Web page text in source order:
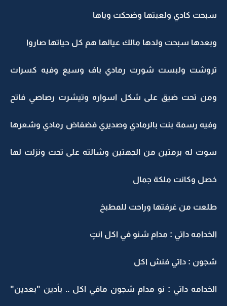
سبحت كادي ولعبتها وضحكت وياها
وبعدها سبحت ولدها مالك عيالها هم كل حياتها صاروا
تروشت ولبست شورت رمادي باف وسيع وفيه كسرات
ومن تحت ضيق على شكل اسواره وتيشرت رصاصي فاتح
وفيه رسمة بنت بالرمادي وصديري فضفاض رمادي وشعرها
سوت له برمتين من الجهتين وشالته على تحت ونزلت لها
خصل وكانت ملكة جمال
طلعت من غرفتها وراحت للمطبخ
الخدامه داتي : مدام شنو في اكل انتٍ
شجون : داتي فنش اكل
الخدامه داتي : نو مدام شجون مافي اكل .. بأدين "بعدين"